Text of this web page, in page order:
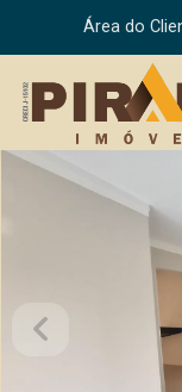
Área do